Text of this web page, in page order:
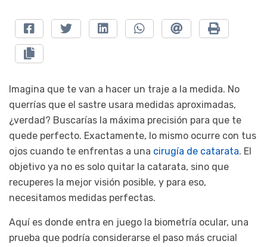
Imagina que te van a hacer un traje a la medida. No
querrías que el sastre usara medidas aproximadas,
¿verdad? Buscarías la máxima precisión para que te
quede perfecto. Exactamente, lo mismo ocurre con tus
ojos cuando te enfrentas a una cirugía de catarata. El
objetivo ya no es solo quitar la catarata, sino que
recuperes la mejor visión posible, y para eso,
necesitamos medidas perfectas.
Aquí es donde entra en juego la biometría ocular, una
prueba que podría considerarse el paso más crucial